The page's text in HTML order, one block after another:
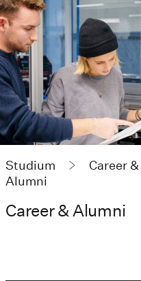
Studium
Career &
Alumni
Career & Alumni